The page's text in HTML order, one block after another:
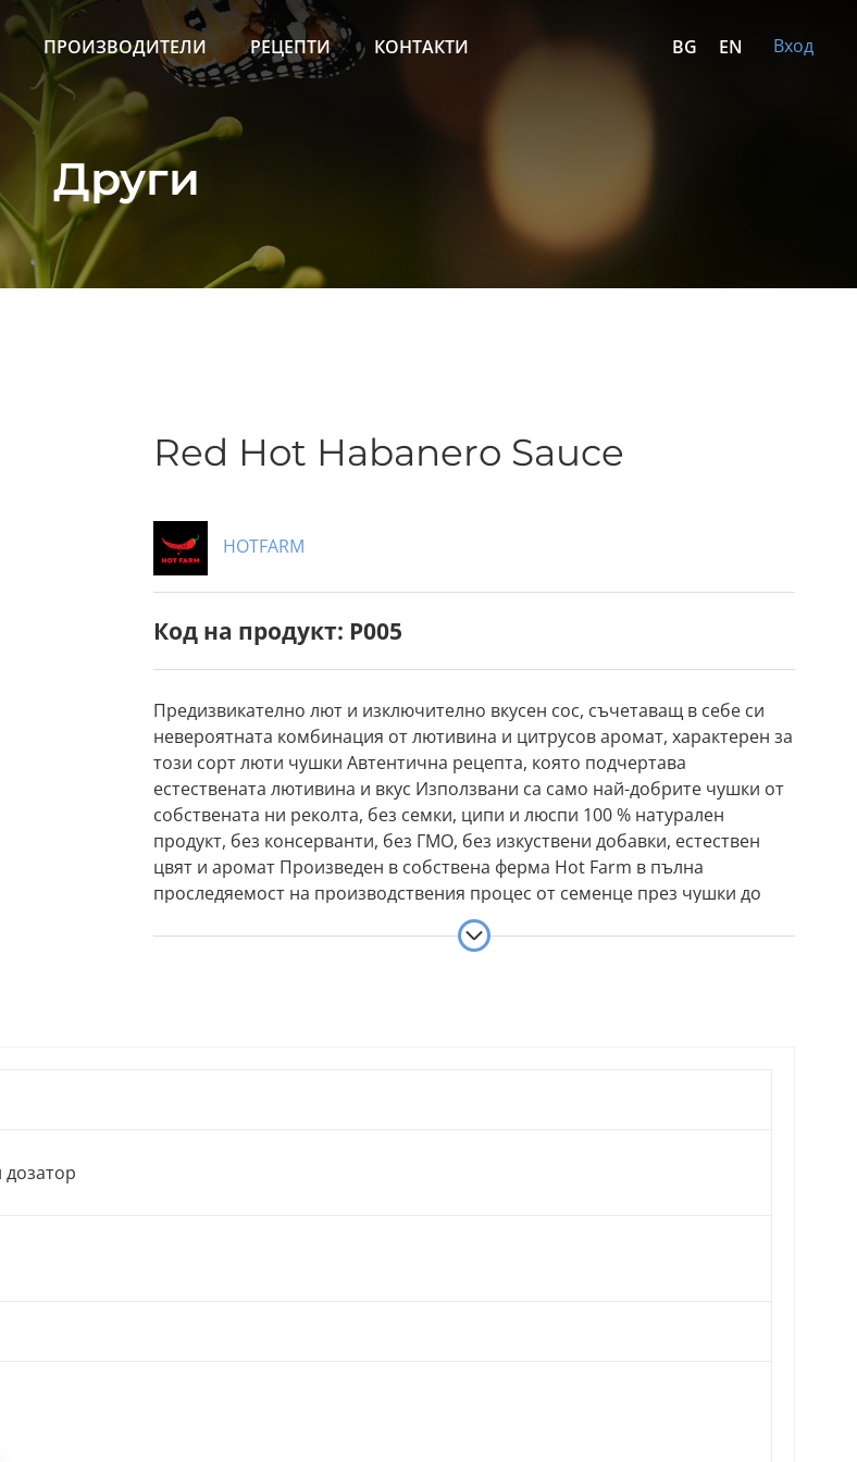
BG EN
ПРОИЗВОДИТЕЛИ РЕЦЕПТИ КОНТАКТИ Вход
Други
Red Hot Habanero Sauce
HOTFARM
Код на продукт: P005
Предизвикателно лют и изключително вкусен сос, съчетаващ в себе си
невероятната комбинация от лютивина и цитрусов аромат, характерен за
този сорт люти чушки Автентична рецепта, която подчертава
естествената лютивина и вкус Използвани са само най-добрите чушки от
собствената ни реколта, без семки, ципи и люспи 100 % натурален
продукт, без консерванти, без ГМО, без изкуствени добавки, естествен
цвят и аромат Произведен в собствена ферма Hot Farm в пълна
проследяемост на производствения процес от семенце през чушки до